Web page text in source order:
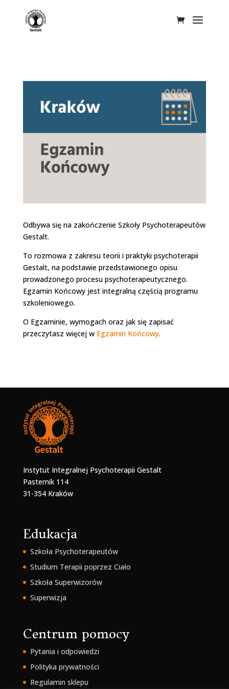
Odbywa się na zakończenie Szkoły Psychoterapeutów
Gestalt.
To rozmowa z zakresu teorii i praktyki psychoterapii
Gestalt, na podstawie przedstawionego opisu
prowadzonego procesu psychoterapeutycznego.
Egzamin Końcowy jest integralną częścią programu
szkoleniowego.
O Egzaminie, wymogach oraz jak się zapisać
przeczytasz więcej w Egzamin Końcowy.
Instytut Integralnej Psychoterapii Gestalt
Pasternik 114
31-354 Kraków
Edukacja
Szkoła Psychoterapeutów
Studium Terapii poprzez Ciało
Szkoła Superwizorów
Superwizja
Centrum pomocy
Pytania i odpowiedzi
Polityka prywatności
Regulamin sklepu